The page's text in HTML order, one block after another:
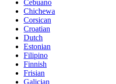
Cebuano
Chichewa
Corsican
Croatian
Dutch
Estonian
Filipino
Finnish
Frisian
Galician